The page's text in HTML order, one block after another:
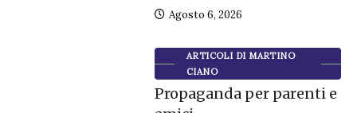
Agosto 6, 2026
ARTICOLI DI MARTINO
CIANO
Propaganda per parenti e